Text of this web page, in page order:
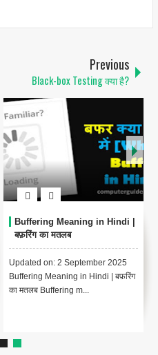
Previous
Black-box Testing क्या है?
Buffering Meaning in Hindi |
बफ़रिंग का मतलब
Updated on: 2 September 2025
Buffering Meaning in Hindi | बफ़रिंग
का मतलब Buffering m...